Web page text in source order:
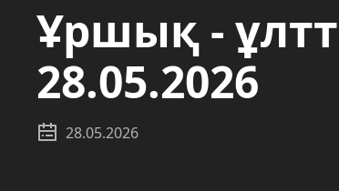
Ұршық -
28.05.2026
28.05.2026